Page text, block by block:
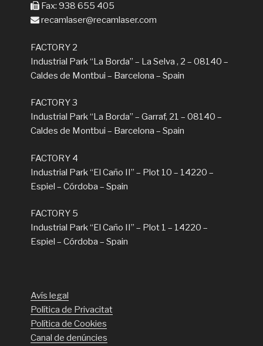
Fax: 938 655 405
recamlaser@recamlaser.com
FACTORY 2
Industrial Park “La Borda” – La Selva , 2 – 08140 –
Caldes de Montbui – Barcelona – Spain
FACTORY 3
Industrial Park “La Borda” – Garraf, 21 – 08140 –
Caldes de Montbui – Barcelona – Spain
FACTORY 4
Industrial Park “El Caño II” – Plot 10 – 14220 –
Espiel – Córdoba – Spain
FACTORY 5
Industrial Park “El Caño II” – Plot 1 – 14220 –
Espiel – Córdoba – Spain
Avís legal
Política de Privacitat
Política de Cookies
Canal de denúncies